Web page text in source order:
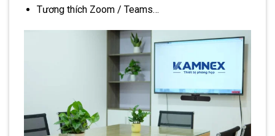
Tương thích Zoom / Teams…